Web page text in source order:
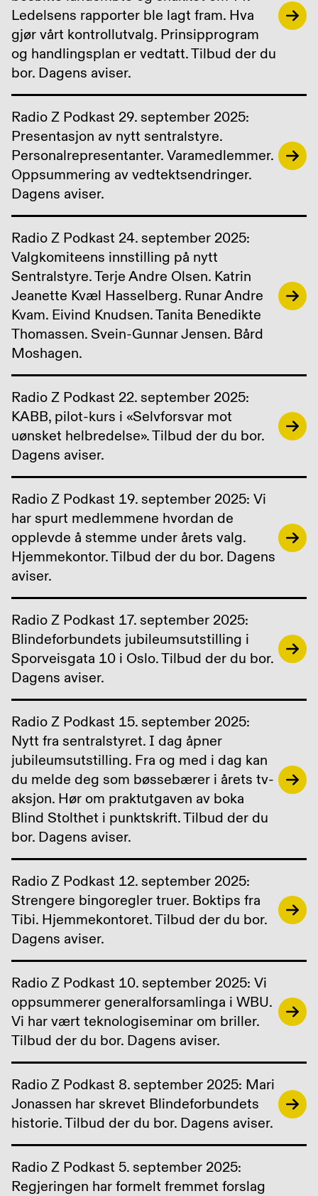
Ledelsens rapporter ble lagt fram. Hva
gjør vårt kontrollutvalg. Prinsipprogram
og handlingsplan er vedtatt. Tilbud der du
bor. Dagens aviser.
Radio Z Podkast 29. september 2025:
Presentasjon av nytt sentralstyre.
Personalrepresentanter. Varamedlemmer.
Oppsummering av vedtektsendringer.
Dagens aviser.
Radio Z Podkast 24. september 2025:
Valgkomiteens innstilling på nytt
Sentralstyre. Terje Andre Olsen. Katrin
Jeanette Kvæl Hasselberg. Runar Andre
Kvam. Eivind Knudsen. Tanita Benedikte
Thomassen. Svein-Gunnar Jensen. Bård
Moshagen.
Radio Z Podkast 22. september 2025:
KABB, pilot-kurs i «Selvforsvar mot
uønsket helbredelse». Tilbud der du bor.
Dagens aviser.
Radio Z Podkast 19. september 2025: Vi
har spurt medlemmene hvordan de
opplevde å stemme under årets valg.
Hjemmekontor. Tilbud der du bor. Dagens
aviser.
Radio Z Podkast 17. september 2025:
Blindeforbundets jubileumsutstilling i
Sporveisgata 10 i Oslo. Tilbud der du bor.
Dagens aviser.
Radio Z Podkast 15. september 2025:
Nytt fra sentralstyret. I dag åpner
jubileumsutstilling. Fra og med i dag kan
du melde deg som bøssebærer i årets tv-
aksjon. Hør om praktutgaven av boka
Blind Stolthet i punktskrift. Tilbud der du
bor. Dagens aviser.
Radio Z Podkast 12. september 2025:
Strengere bingoregler truer. Boktips fra
Tibi. Hjemmekontoret. Tilbud der du bor.
Dagens aviser.
Radio Z Podkast 10. september 2025: Vi
oppsummerer generalforsamlinga i WBU.
Vi har vært teknologiseminar om briller.
Tilbud der du bor. Dagens aviser.
Radio Z Podkast 8. september 2025: Mari
Jonassen har skrevet Blindeforbundets
historie. Tilbud der du bor. Dagens aviser.
Radio Z Podkast 5. september 2025:
Regjeringen har formelt fremmet forslag